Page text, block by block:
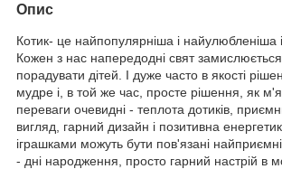
Опис
Котик- це найпопулярніша і найулюбленіша
Кожен з нас напередодні свят
порадувати дітей. І дуже часто в якості
мудре і, в той же час, просте рішення, як
переваги очевидні - теплота дотиків,
вигляд, гарний дизайн і позитивна
іграшками можуть бути пов'язані
- дні народження, просто гарний настрій в